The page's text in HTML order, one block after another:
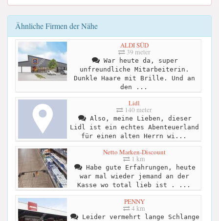
Ähnliche Firmen der Nähe
ALDI SÜD
39 meter
War heute da, super
unfreundliche Mitarbeiterin.
Dunkle Haare mit Brille. Und an
den ...
Lidl
140 meter
Also, meine Lieben, dieser
Lidl ist ein echtes Abenteuerland
für einen alten Herrn wi...
Netto Marken-Discount
1 km
Habe gute Erfahrungen, heute
war mal wieder jemand an der
Kasse wo total lieb ist . ...
PENNY
4 km
Leider vermehrt lange Schlange